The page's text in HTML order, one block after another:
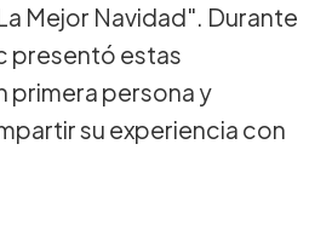
Mejor Navidad". Durante
presentó estas
primera persona y
su experiencia con